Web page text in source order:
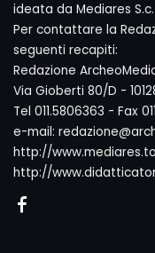
ideata da Mediares S.c.
Per contattare la
seguenti recapiti:
Redazione
Via Gioberti 80/D -
Tel 011.5806363 - Fax
e-mail:
http://
http://